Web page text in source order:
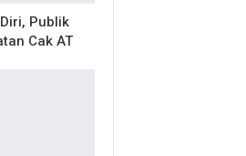
Publik
Cak AT